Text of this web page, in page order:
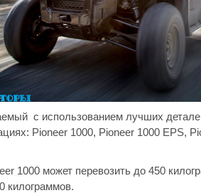
с использованием лучших
Pioneer 1000, Pioneer 1000 EPS,
1000 может перевозить до 450
килограммов.